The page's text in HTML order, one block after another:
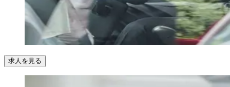
求人を見る